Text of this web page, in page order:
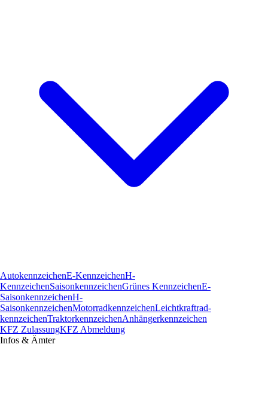
AutokennzeichenE-KennzeichenH-
KennzeichenSaisonkennzeichenGrünes KennzeichenE-
SaisonkennzeichenH-
SaisonkennzeichenMotorradkennzeichenLeichtkraftrad­
kennzeichenTraktorkennzeichenAnhängerkennzeichen
KFZ ZulassungKFZ Abmeldung
Infos & Ämter